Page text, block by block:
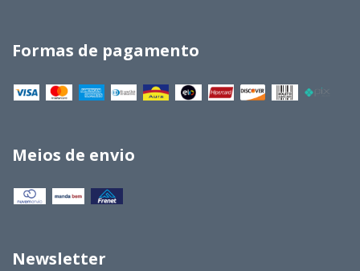
Formas de pagamento
Meios de envio
Newsletter